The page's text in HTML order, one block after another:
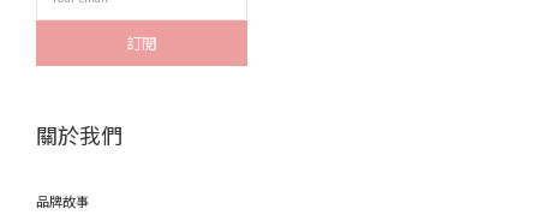
訂閱
關於我們
品牌故事